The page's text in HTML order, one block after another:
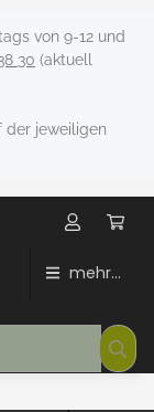
von 9-12 und
30 (aktuell
der jeweiligen
mehr...